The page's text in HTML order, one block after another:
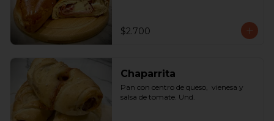
$2.700
Chaparrita
Pan con centro de queso,  vienesa y
salsa de tomate. Und.